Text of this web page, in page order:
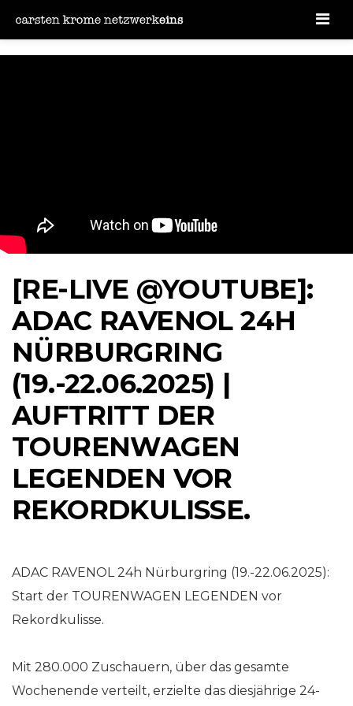
[RE-LIVE @YOUTUBE]:
ADAC RAVENOL 24H
NÜRBURGRING
(19.-22.06.2025) |
AUFTRITT DER
TOURENWAGEN
LEGENDEN VOR
REKORDKULISSE.
ADAC RAVENOL 24h Nürburgring (19.-22.06.2025):
Start der TOURENWAGEN LEGENDEN vor
Rekordkulisse.
Mit 280.000 Zuschauern, über das gesamte
Wochenende verteilt, erzielte das diesjährige 24-